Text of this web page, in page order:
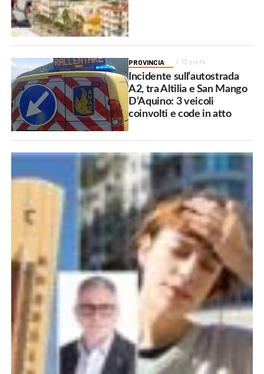
PROVINCIA 13 ore fa
Incidente sull’autostrada
A2, tra Altilia e San Mango
D’Aquino: 3 veicoli
coinvolti e code in atto